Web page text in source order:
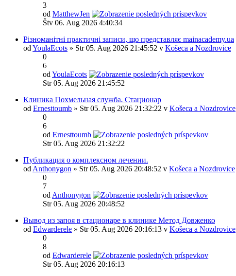
3
od MatthewJen
Štv 06. Aug 2026 4:40:34
Різноманітні практичні записи, що представляє mainacademy.ua
od YoulaEcots » Str 05. Aug 2026 21:45:52 v Košeca a Nozdrovice
0
6
od YoulaEcots
Str 05. Aug 2026 21:45:52
Клиника Похмельная служба. Стационар
od Ernesttoumb » Str 05. Aug 2026 21:32:22 v Košeca a Nozdrovice
0
6
od Ernesttoumb
Str 05. Aug 2026 21:32:22
Публикация о комплексном лечении.
od Anthonygon » Str 05. Aug 2026 20:48:52 v Košeca a Nozdrovice
0
7
od Anthonygon
Str 05. Aug 2026 20:48:52
Вывод из запоя в стационаре в клинике Метод Довженко
od Edwarderele » Str 05. Aug 2026 20:16:13 v Košeca a Nozdrovice
0
8
od Edwarderele
Str 05. Aug 2026 20:16:13